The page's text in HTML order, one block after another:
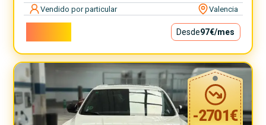
Vendido por particular Valencia
Desde97€/mes
-2701€